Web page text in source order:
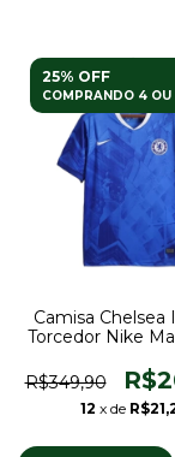
25% OFF
COMPRANDO 4 OU
Camisa Chelsea
Torcedor Nike
R$349,90
12 x de